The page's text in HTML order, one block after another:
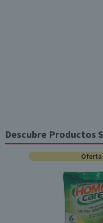
Descubre Productos
Oferta